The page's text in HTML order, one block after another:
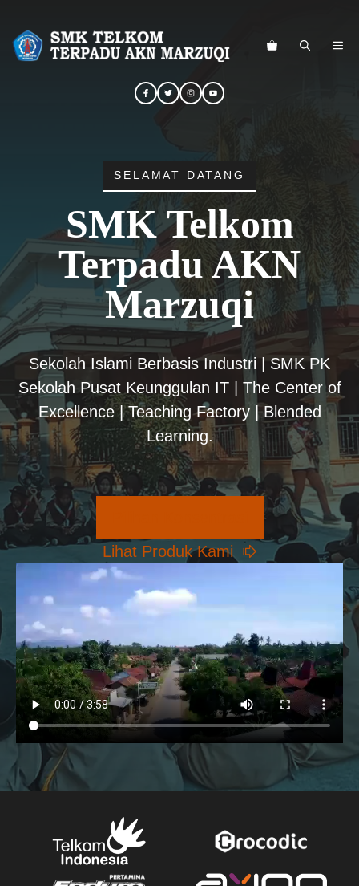
SELAMAT DATANG
SMK Telkom
Terpadu AKN
Marzuqi
Sekolah Islami Berbasis Industri | SMK PK
Sekolah Pusat Keunggulan IT | The Center of
Excellence | Teaching Factory | Blended
Learning.
Lihat Produk Kami